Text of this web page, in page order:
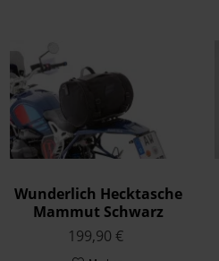
Wunderlich Hecktasche
Mammut Schwarz
199,90 €